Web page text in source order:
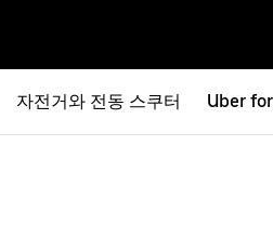
자전거와 전동 스쿠터 Uber